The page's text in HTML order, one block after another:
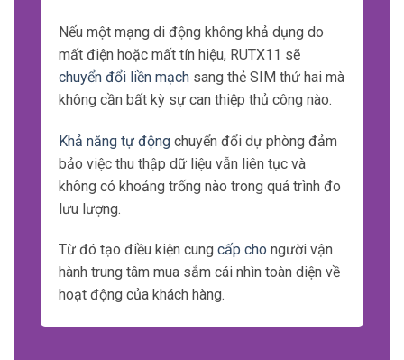
Nếu một mạng di động không khả dụng do
mất điện hoặc mất tín hiệu, RUTX11 sẽ
chuyển đổi liền mạch sang thẻ SIM thứ hai mà
không cần bất kỳ sự can thiệp thủ công nào.
Khả năng tự động chuyển đổi dự phòng đảm
bảo việc thu thập dữ liệu vẫn liên tục và
không có khoảng trống nào trong quá trình đo
lưu lượng.
Từ đó tạo điều kiện cung cấp cho người vận
hành trung tâm mua sắm cái nhìn toàn diện về
hoạt động của khách hàng.